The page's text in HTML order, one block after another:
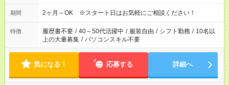
期間 2ヶ月～OK ※スタート日はお気軽にご相談ください！
特徴 履歴書不要 / 40～50代活躍中 / 服装自由 / シフト勤務 / 10名以
上の大量募集 / パソコンスキル不要
気になる！ 応募する 詳細へ